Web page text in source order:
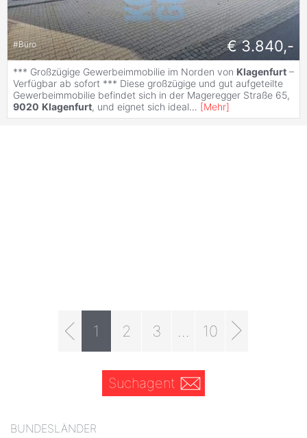
#Büro € 3.840,-
*** Großzügige Gewerbeimmobilie im Norden von Klagenfurt –
Verfügbar ab sofort *** Diese großzügige und gut aufgeteilte
Gewerbeimmobilie befindet sich in der Mageregger Straße 65,
9020 Klagenfurt, und eignet sich ideal... [Mehr]
1 2 3 10
Suchagent
BUNDESLÄNDER